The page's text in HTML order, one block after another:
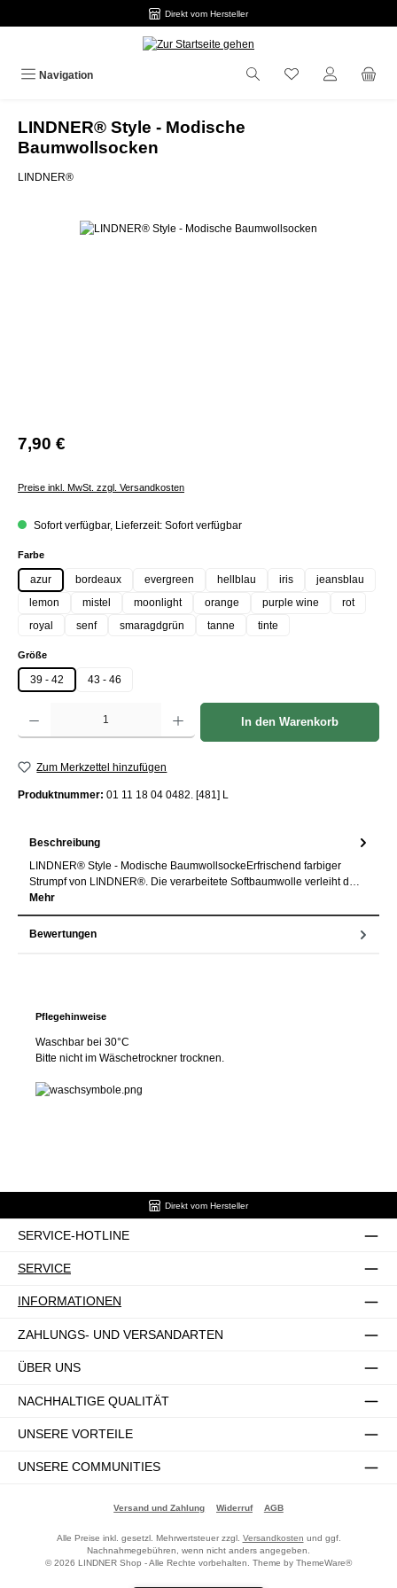
Direkt vom Hersteller
Navigation
LINDNER® Style - Modische
Baumwollsocken
LINDNER®
Bildergalerie überspringen
7,90 €
Preise inkl. MwSt. zzgl. Versandkosten
Sofort verfügbar, Lieferzeit: Sofort verfügbar
Farbeauswählen
azur bordeaux evergreen hellblau iris
jeansblau
lemon
mistel moonlight orange purple wine
rot
royal
senf smaragdgrün tanne tinte
Größeauswählen
39 - 42 43 - 46
Produkt Anzahl: Gib den gewünschten Wert ein oder benutze die Schaltflächen um die
In den Warenkorb
Zum Merkzettel hinzufügen
Produktnummer: 01 11 18 04 0482. [481] L
Beschreibung
LINDNER® Style - Modische BaumwollsockeErfrischend farbiger
Strumpf von LINDNER®. Die verarbeitete Softbaumwolle verleiht d…
Mehr
Bewertungen
Pflegehinweise
Waschbar bei 30°C
Bitte nicht im Wäschetrockner trocknen.
Direkt vom Hersteller
SERVICE-HOTLINE
SERVICE
INFORMATIONEN
ZAHLUNGS- UND VERSANDARTEN
ÜBER UNS
NACHHALTIGE QUALITÄT
UNSERE VORTEILE
UNSERE COMMUNITIES
Versand und Zahlung Widerruf AGB
Alle Preise inkl. gesetzl. Mehrwertsteuer zzgl. Versandkosten und ggf.
Nachnahmegebühren, wenn nicht anders angegeben.
© 2026 LINDNER Shop - Alle Rechte vorbehalten. Theme by ThemeWare®